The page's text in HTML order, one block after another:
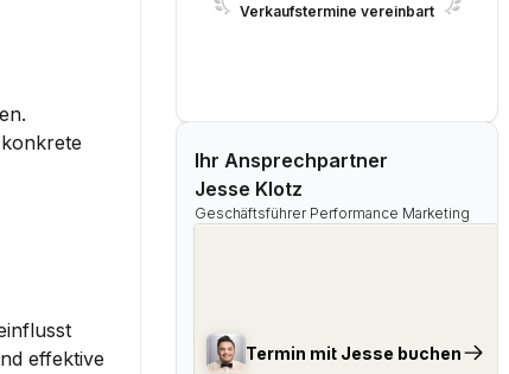
Verkaufstermine vereinbart
Ihr Ansprechpartner
Jesse Klotz
Geschäftsführer Performance Marketing
Termin mit Jesse buchen